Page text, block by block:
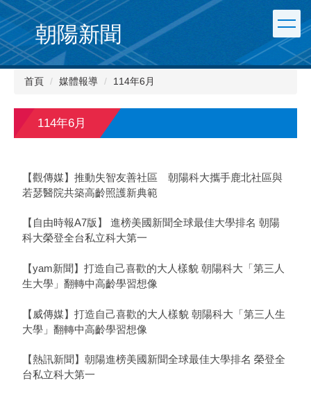
朝陽新聞
首頁 媒體報導 114年6月
114年6月
【觀傳媒】推動失智友善社區 朝陽科大攜手鹿北社區與
若瑟醫院共築高齡照護新典範
【自由時報A7版】 進榜美國新聞全球最佳大學排名 朝陽
科大榮登全台私立科大第一
【yam新聞】打造自己喜歡的大人樣貌 朝陽科大「第三人
生大學」翻轉中高齡學習想像
【威傳媒】打造自己喜歡的大人樣貌 朝陽科大「第三人生
大學」翻轉中高齡學習想像
【熱訊新聞】朝陽進榜美國新聞全球最佳大學排名 榮登全
台私立科大第一